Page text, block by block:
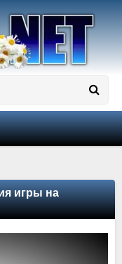
игры на